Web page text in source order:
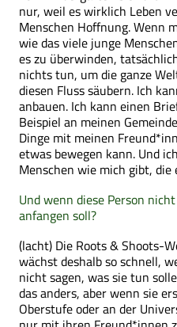
nur, weil es wirklich Leben
Menschen Hoffnung. Wenn
wie das viele junge
es zu überwinden,
nichts tun, um die ganze
diesen Fluss säubern. Ich
anbauen. Ich kann einen
Beispiel an meinen
Dinge mit meinen
etwas bewegen kann. Und
Menschen wie mich gibt,
Und wenn diese Person
anfangen soll?
(lacht) Die Roots & Shoots-
wächst deshalb so schnell,
nicht sagen, was sie tun
das anders, aber wenn sie
Oberstufe oder an der